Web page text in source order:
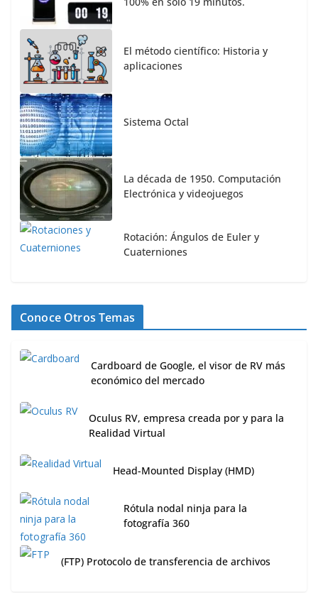
El método científico: Historia y
aplicaciones
Sistema Octal
La década de 1950. Computación
Electrónica y videojuegos
Rotación: Ángulos de Euler y
Cuaterniones
Conoce Otros Temas
Cardboard de Google, el visor de RV más
económico del mercado
Oculus RV, empresa creada por y para la
Realidad Virtual
Head-Mounted Display (HMD)
Rótula nodal ninja para la
fotografía 360
(FTP) Protocolo de transferencia de archivos